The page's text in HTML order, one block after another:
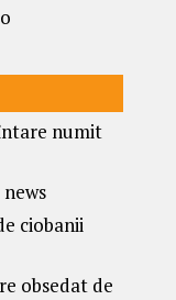
numit
ciobanii
obsedat de